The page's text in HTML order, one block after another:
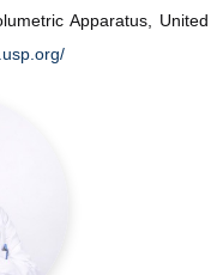
Apparatus, United